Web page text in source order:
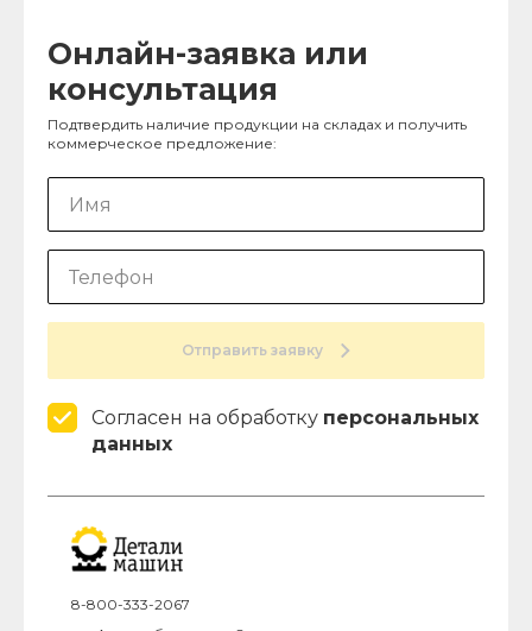
Онлайн-заявка или
консультация
Подтвердить наличие продукции на складах и получить
коммерческое предложение:
Отправить заявку
Согласен на обработку персональных
данных
8-800-333-2067